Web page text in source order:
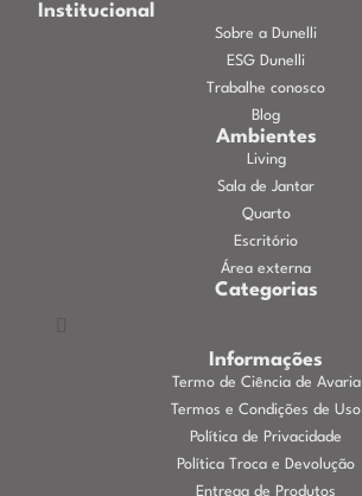
Institucional
Sobre a Dunelli
ESG Dunelli
Trabalhe conosco
Blog
Ambientes
Living
Sala de Jantar
Quarto
Escritório
Área externa
Categorias
Informações
Termo de Ciência de Avaria
Termos e Condições de Uso
Política de Privacidade
Política Troca e Devolução
Entrega de Produtos